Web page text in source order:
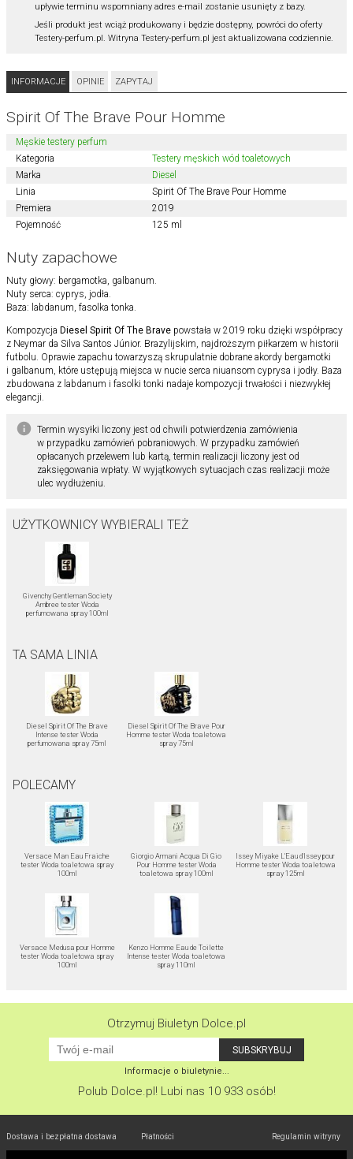
upływie terminu wspomniany adres e-mail zostanie usunięty z bazy.
Jeśli produkt jest wciąż produkowany i będzie dostępny, powróci do oferty
Testery-perfum.pl. Witryna Testery-perfum.pl jest aktualizowana codziennie.
INFORMACJE OPINIE ZAPYTAJ
Spirit Of The Brave Pour Homme
Męskie testery perfum
Kategoria
Testery męskich wód toaletowych
Marka
Diesel
Linia
Spirit Of The Brave Pour Homme
Premiera
2019
Pojemność
125 ml
Nuty zapachowe
Nuty głowy: bergamotka, galbanum.
Nuty serca: cyprys, jodła.
Baza: labdanum, fasolka tonka.
Kompozycja Diesel Spirit Of The Brave powstała w 2019 roku dzięki współpracy
z Neymar da Silva Santos Júnior. Brazylijskim, najdroższym piłkarzem w historii
futbolu. Oprawie zapachu towarzyszą skrupulatnie dobrane akordy bergamotki
i galbanum, które ustępują miejsca w nucie serca niuansom cyprysa i jodły. Baza
zbudowana z labdanum i fasolki tonki nadaje kompozycji trwałości i niezwykłej
elegancji.
Termin wysyłki liczony jest od chwili potwierdzenia zamówienia
w przypadku zamówień pobraniowych. W przypadku zamówień
opłacanych przelewem lub kartą, termin realizacji liczony jest od
zaksięgowania wpłaty. W wyjątkowych sytuacjach czas realizacji może
ulec wydłużeniu.
UŻYTKOWNICY WYBIERALI TEŻ
Givenchy Gentleman Society
Ambree tester Woda
perfumowana spray 100ml
TA SAMA LINIA
Diesel Spirit Of The Brave
Intense tester Woda
perfumowana spray 75ml
Diesel Spirit Of The Brave Pour
Homme tester Woda toaletowa
spray 75ml
POLECAMY
Versace Man Eau Fraiche
tester Woda toaletowa spray
100ml
Giorgio Armani Acqua Di Gio
Pour Homme tester Woda
toaletowa spray 100ml
Issey Miyake L'Eau d'Issey pour
Homme tester Woda toaletowa
spray 125ml
Versace Medusa pour Homme
tester Woda toaletowa spray
100ml
Kenzo Homme Eau de Toilette
Intense tester Woda toaletowa
spray 110ml
Otrzymuj Biuletyn Dolce.pl
Informacje o biuletynie...
Polub Dolce.pl! Lubi nas 10 933 osób!
Dostawa i bezpłatna dostawa Płatności Regulamin witryny